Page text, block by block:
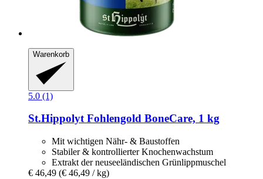
Warenkorb
5.0 (1)
St.HippolytFohlengold BoneCare, 1 kg
Mit wichtigen Nähr- & Baustoffen
Stabiler & kontrollierter Knochenwachstum
Extrakt der neuseeländischen Grünlippmuschel
€ 46,49 (€ 46,49 / kg)